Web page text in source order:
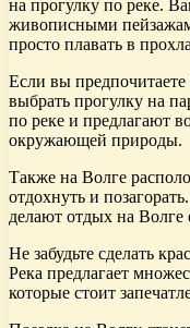
на прогулку по реке.
живописными
просто плавать в
Если вы
выбрать прогулку на
по реке и предлагают
окружающей природы.
Также на Волге
отдохнуть и
делают отдых на
Не забудьте сделать
Река предлагает
которые стоит